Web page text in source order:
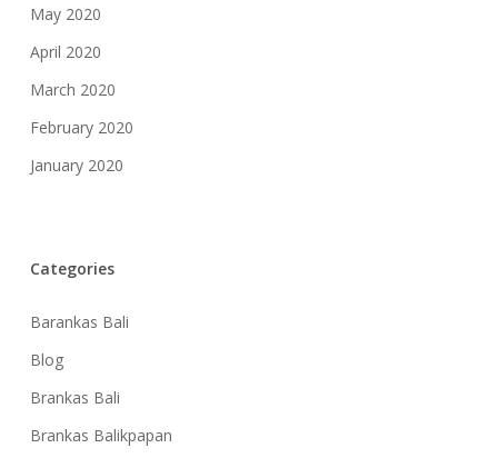
May 2020
April 2020
March 2020
February 2020
January 2020
Categories
Barankas Bali
Blog
Brankas Bali
Brankas Balikpapan